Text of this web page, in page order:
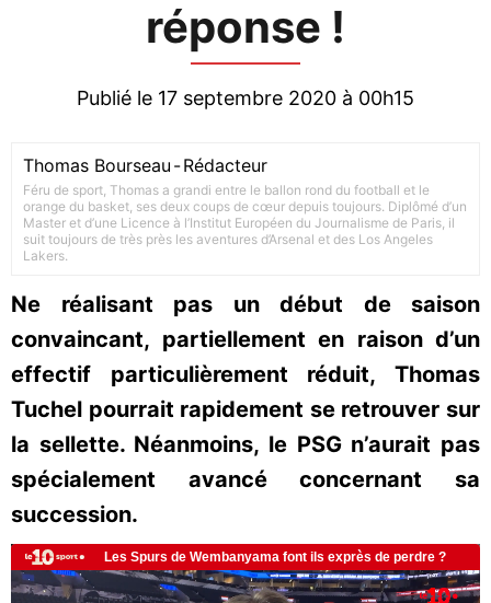
réponse !
Publié le 17 septembre 2020 à 00h15
Thomas Bourseau -Rédacteur
Féru de sport, Thomas a grandi entre le ballon rond du football et le
orange du basket, ses deux coups de cœur depuis toujours. Diplômé d’un
Master et d’une Licence à l’Institut Européen du Journalisme de Paris, il
suit toujours de très près les aventures d’Arsenal et des Los Angeles
Lakers.
Ne réalisant pas un début de saison
convaincant, partiellement en raison d’un
effectif particulièrement réduit, Thomas
Tuchel pourrait rapidement se retrouver sur
la sellette. Néanmoins, le PSG n’aurait pas
spécialement avancé concernant sa
succession.